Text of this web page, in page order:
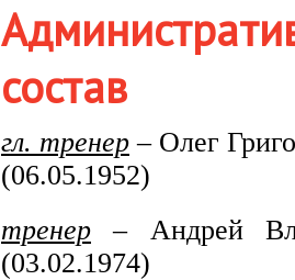
состав
гл. тренер – Олег
(06.05.1952)
тренер – Андрей
(03.02.1974)